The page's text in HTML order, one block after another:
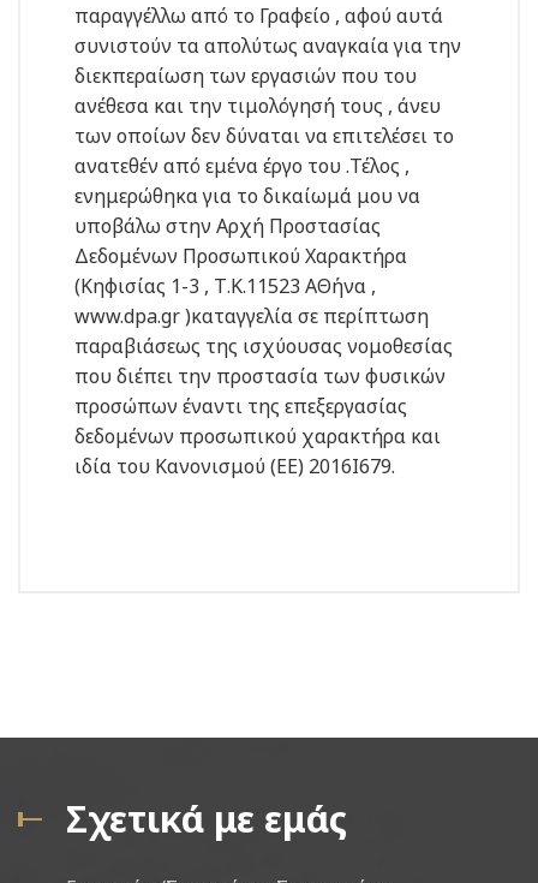
παραγγέλλω από το Γραφείο , αφού αυτά
συνιστούν τα απολύτως αναγκαία για την
διεκπεραίωση των εργασιών που του
ανέθεσα και την τιμολόγησή τους , άνευ
των οποίων δεν δύναται να επιτελέσει το
ανατεθέν από εμένα έργο του .Τέλος ,
ενημερώθηκα για το δικαίωμά μου να
υποβάλω στην Αρχή Προστασίας
Δεδομένων Προσωπικού Χαρακτήρα
(Κηφισίας 1-3 , Τ.Κ.11523 ΑΘήνα ,
www.dpa.gr)καταγγελία σε περίπτωση
παραβιάσεως της ισχύουσας νομοθεσίας
που διέπει την προστασία των φυσικών
προσώπων έναντι της επεξεργασίας
δεδομένων προσωπικού χαρακτήρα και
ιδία του Κανονισμού (ΕΕ) 2016Ι679.
Σχετικά με εμάς